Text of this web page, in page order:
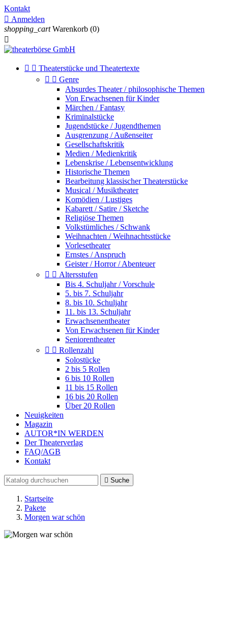
Kontakt
 Anmelden
shopping_cart Warenkorb (0)

  Theaterstücke und Theatertexte
  Genre
Absurdes Theater / philosophische Themen
Von Erwachsenen für Kinder
Märchen / Fantasy
Kriminalstücke
Jugendstücke / Jugendthemen
Ausgrenzung / Außenseiter
Gesellschaftskritik
Medien / Medienkritik
Lebenskrise / Lebensentwicklung
Historische Themen
Bearbeitung klassischer Theaterstücke
Musical / Musiktheater
Komödien / Lustiges
Kabarett / Satire / Sketche
Religiöse Themen
Volkstümliches / Schwank
Weihnachten / Weihnachtsstücke
Vorlesetheater
Ernstes / Anspruch
Geister / Horror / Abenteuer
  Altersstufen
Bis 4. Schuljahr / Vorschule
5. bis 7. Schuljahr
8. bis 10. Schuljahr
11. bis 13. Schuljahr
Erwachsenentheater
Von Erwachsenen für Kinder
Seniorentheater
  Rollenzahl
Solostücke
2 bis 5 Rollen
6 bis 10 Rollen
11 bis 15 Rollen
16 bis 20 Rollen
Über 20 Rollen
Neuigkeiten
Magazin
AUTOR*IN WERDEN
Der Theaterverlag
FAQ/AGB
Kontakt
 Suche
Startseite
Pakete
Morgen war schön